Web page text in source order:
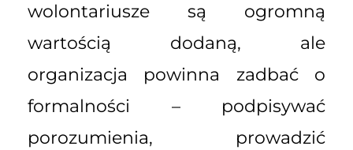
wolontariusze są ogromną
wartością dodaną, ale
organizacja powinna zadbać o
formalności – podpisywać
porozumienia, prowadzić